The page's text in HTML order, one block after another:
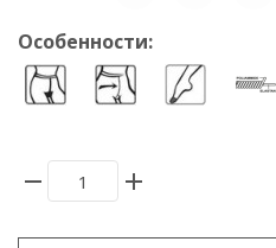
Особенности: